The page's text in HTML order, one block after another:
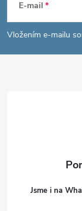
p
E-mail
Vložením e-mailu
Jsme i na